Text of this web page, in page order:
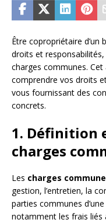
Être copropriétaire
droits et
charges communes.
comprendre vos droits
vous fournissant des
concrets.
1. Définition
charges
Les charges
gestion, l’entretien, la
parties communes
notamment les frais liés